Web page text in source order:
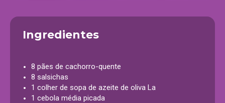
Ingredientes
8 pães de cachorro-quente
8 salsichas
1 colher de sopa de azeite de oliva La
1 cebola média picada